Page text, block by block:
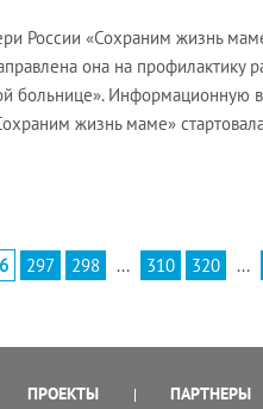
России «Сохраним жизнь
она на профилактику
больнице». Информационную
жизнь маме»
297 298 ... 310 320 ...
ПРОЕКТЫ ПАРТНЕРЫ